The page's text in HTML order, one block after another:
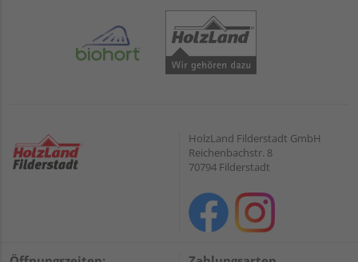
HolzLand Filderstadt GmbH
Reichenbachstr. 8
70794 Filderstadt